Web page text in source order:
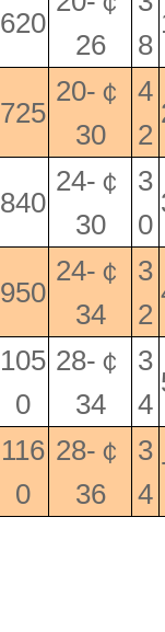
620
26
8
725
20- ￠
30
4
2
840
24- ￠
30
3
0
950
24- ￠
34
3
2
105
0
28- ￠
34
3
4
116
0
28- ￠
36
3
4